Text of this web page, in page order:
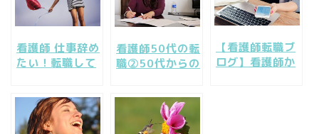
看護師 仕事辞め
たい！転職して
け方
看護師50代の転
職②50代からの
方」とは
【看護師転職ブ
ログ】看護師か